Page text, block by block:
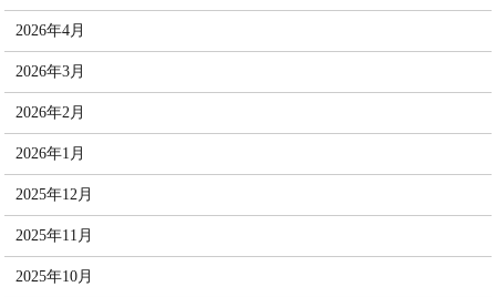
2026年4月
2026年3月
2026年2月
2026年1月
2025年12月
2025年11月
2025年10月